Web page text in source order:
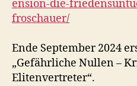
ension-die-
froschauer/
Ende September 2024
„Gefährliche Nullen –
Elitenvertreter“.